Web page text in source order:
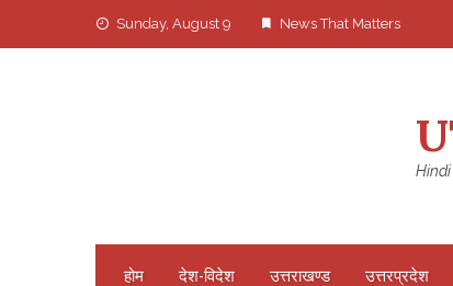
Sunday, August 9 News That Matters
होम देश-विदेश उत्तराखण्ड उत्तरप्रदेश